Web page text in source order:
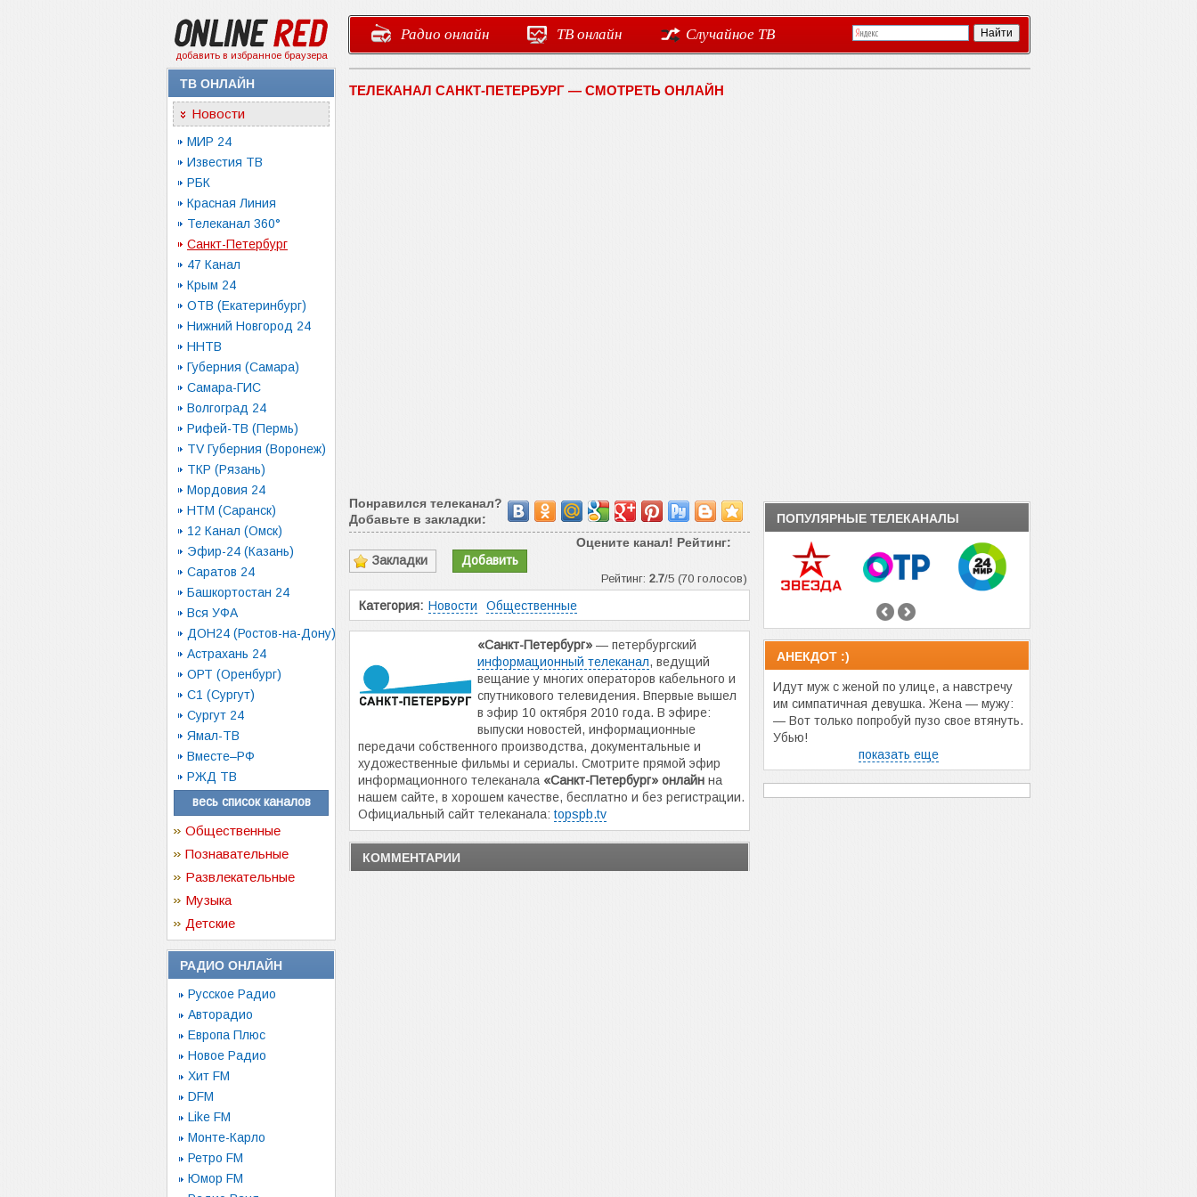
добавить в избранное браузера
Радио онлайн ТВ онлайн Случайное ТВ
ТВ ОНЛАЙН
Новости
МИР 24
Известия ТВ
РБК
Красная Линия
Телеканал 360°
Санкт-Петербург
47 Канал
Крым 24
ОТВ (Екатеринбург)
Нижний Новгород 24
ННТВ
Губерния (Самара)
Самара-ГИС
Волгоград 24
Рифей-ТВ (Пермь)
TV Губерния (Воронеж)
ТКР (Рязань)
Мордовия 24
НТМ (Саранск)
12 Канал (Омск)
Эфир-24 (Казань)
Саратов 24
Башкортостан 24
Вся УФА
ДОН24 (Ростов-на-Дону)
Астрахань 24
ОРТ (Оренбург)
С1 (Сургут)
Сургут 24
Ямал-ТВ
Вместе–РФ
РЖД ТВ
весь список каналов
Общественные
Познавательные
Развлекательные
Музыка
Детские
РАДИО ОНЛАЙН
Русское Радио
Авторадио
Европа Плюс
Новое Радио
Хит FM
DFM
Like FM
Монте-Карло
Ретро FM
Юмор FM
ТЕЛЕКАНАЛ САНКТ-ПЕТЕРБУРГ — СМОТРЕТЬ ОНЛАЙН
Понравился телеканал?
Добавьте в закладки:
Оцените канал! Рейтинг:
Рейтинг: 2.7/5 (70 голосов)
Закладки Добавить
Категория: Новости Общественные
«Санкт-Петербург» — петербургский
информационный телеканал, ведущий
вещание у многих операторов кабельного и
спутникового телевидения. Впервые вышел
в эфир 10 октября 2010 года. В эфире:
выпуски новостей, информационные
передачи собственного производства, документальные и
художественные фильмы и сериалы. Смотрите прямой эфир
информационного телеканала «Санкт-Петербург» онлайн на
нашем сайте, в хорошем качестве, бесплатно и без регистрации.
Официальный сайт телеканала: topspb.tv
КОММЕНТАРИИ
ПОПУЛЯРНЫЕ ТЕЛЕКАНАЛЫ
АНЕКДОТ :)
Идут муж с женой по улице, а навстречу
им симпатичная девушка. Жена — мужу:
— Вот только попробуй пузо свое втянуть.
Убью!
показать еще